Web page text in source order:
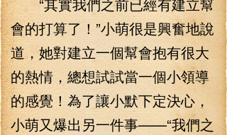
會的打算了！”小萌很是興奮地說
道，她對建立一個幫會抱有很大
的熱情，總想試試當一個小領導
的感覺！為了讓小默下定決心，
小萌又爆出另一件事——“我們之